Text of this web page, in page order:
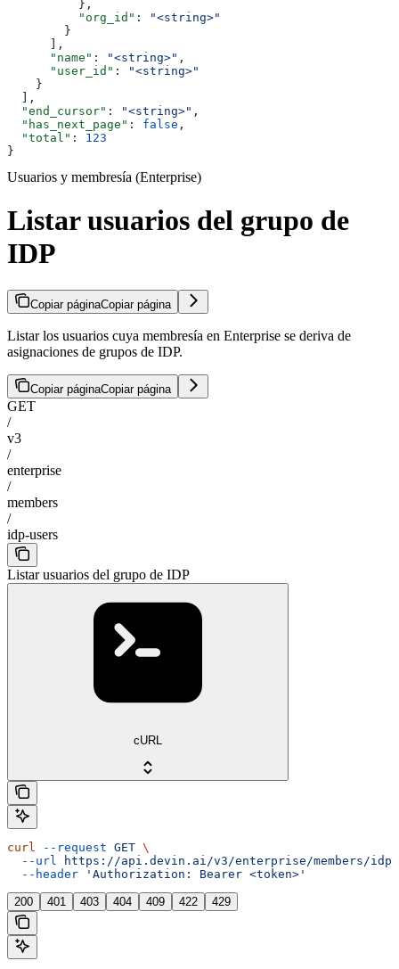
          },
          "org_id"
:
"<string>"
        }
      ],
      "name"
: "<string>" ,
      "user_id"
:
"<string>"
    }
  ],
  "end_cursor"
: "<string>" ,
  "has_next_page"
: false ,
  "total"
: 123
}
Usuarios y membresía (Enterprise)
Listar usuarios del grupo de
IDP
Copiar páginaCopiar página
Listar los usuarios cuya membresía en Enterprise se deriva de
asignaciones de grupos de IDP.
Copiar páginaCopiar página
GET
/
v3
/
enterprise
/
members
/
idp-users
Listar usuarios del grupo de IDP
cURL
curl --request GET \
  --url
https://api.devin.ai/v3/enterprise/members/idp-
  --header
'Authorization: Bearer <token>'
200 401 403 404 409 422 429